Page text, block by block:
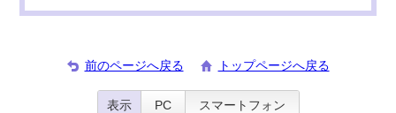
前のページへ戻る トップページへ戻る
表示 PC スマートフォン